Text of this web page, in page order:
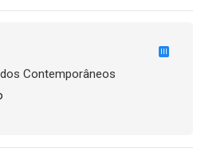
III
Contemporâneos